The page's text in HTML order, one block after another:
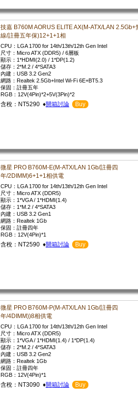
技嘉 B760M AORUS ELITE AX(M-ATX/LAN 2.5Gb+
線/註冊五年保)12+1+1相
CPU：LGA 1700 for 14th/13th/12th Gen Intel
尺寸：Micro ATX (DDR5) / 6層板
顯示：1*HDMI(2.0) / 1*DP(1.2)
儲存：2*M.2 / 4*SATA3
內建：USB 3.2 Gen2
網路：Realtek 2.5Gb+Intel Wi-Fi 6E+BT5.3
保固：註冊五年
RGB：12V(4Pin)*2+5V(3Pin)*2
含稅：NT5290 ♦開箱討論 Buy
微星 PRO B760M-E(M-ATX/LAN 1Gb/註冊四
年/2DIMM)6+1+1相供電
CPU：LGA 1700 for 14th/13th/12th Gen Intel
尺寸：Micro ATX (DDR5)
顯示：1*VGA / 1*HDMI(1.4)
儲存：1*M.2 / 4*SATA3
內建：USB 3.2 Gen1
網路：Realtek 1Gb
保固：註冊四年
RGB：12V(4Pin)*1
含稅：NT2590 ♦開箱討論 Buy
微星 PRO B760M-P(M-ATX/LAN 1Gb/註冊四
年/4DIMM))8相供電
CPU：LGA 1700 for 14th/13th/12th Gen Intel
尺寸：Micro ATX (DDR5)
顯示：1*VGA / 1*HDMI(1.4) / 1*DP(1.4)
儲存：2*M.2 / 4*SATA3
內建：USB 3.2 Gen2
網路：Realtek 1Gb
保固：註冊四年
RGB：12V(4Pin)*1
含稅：NT3090 ♦開箱討論 Buy